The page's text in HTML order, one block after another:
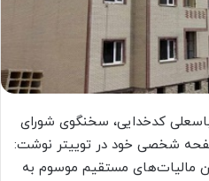
کدخدایی، سخنگوی شورای
شخصی خود در توییتر نوشت:
۵۴ مکرر قانون مالیات‌های مستقیم موسوم به